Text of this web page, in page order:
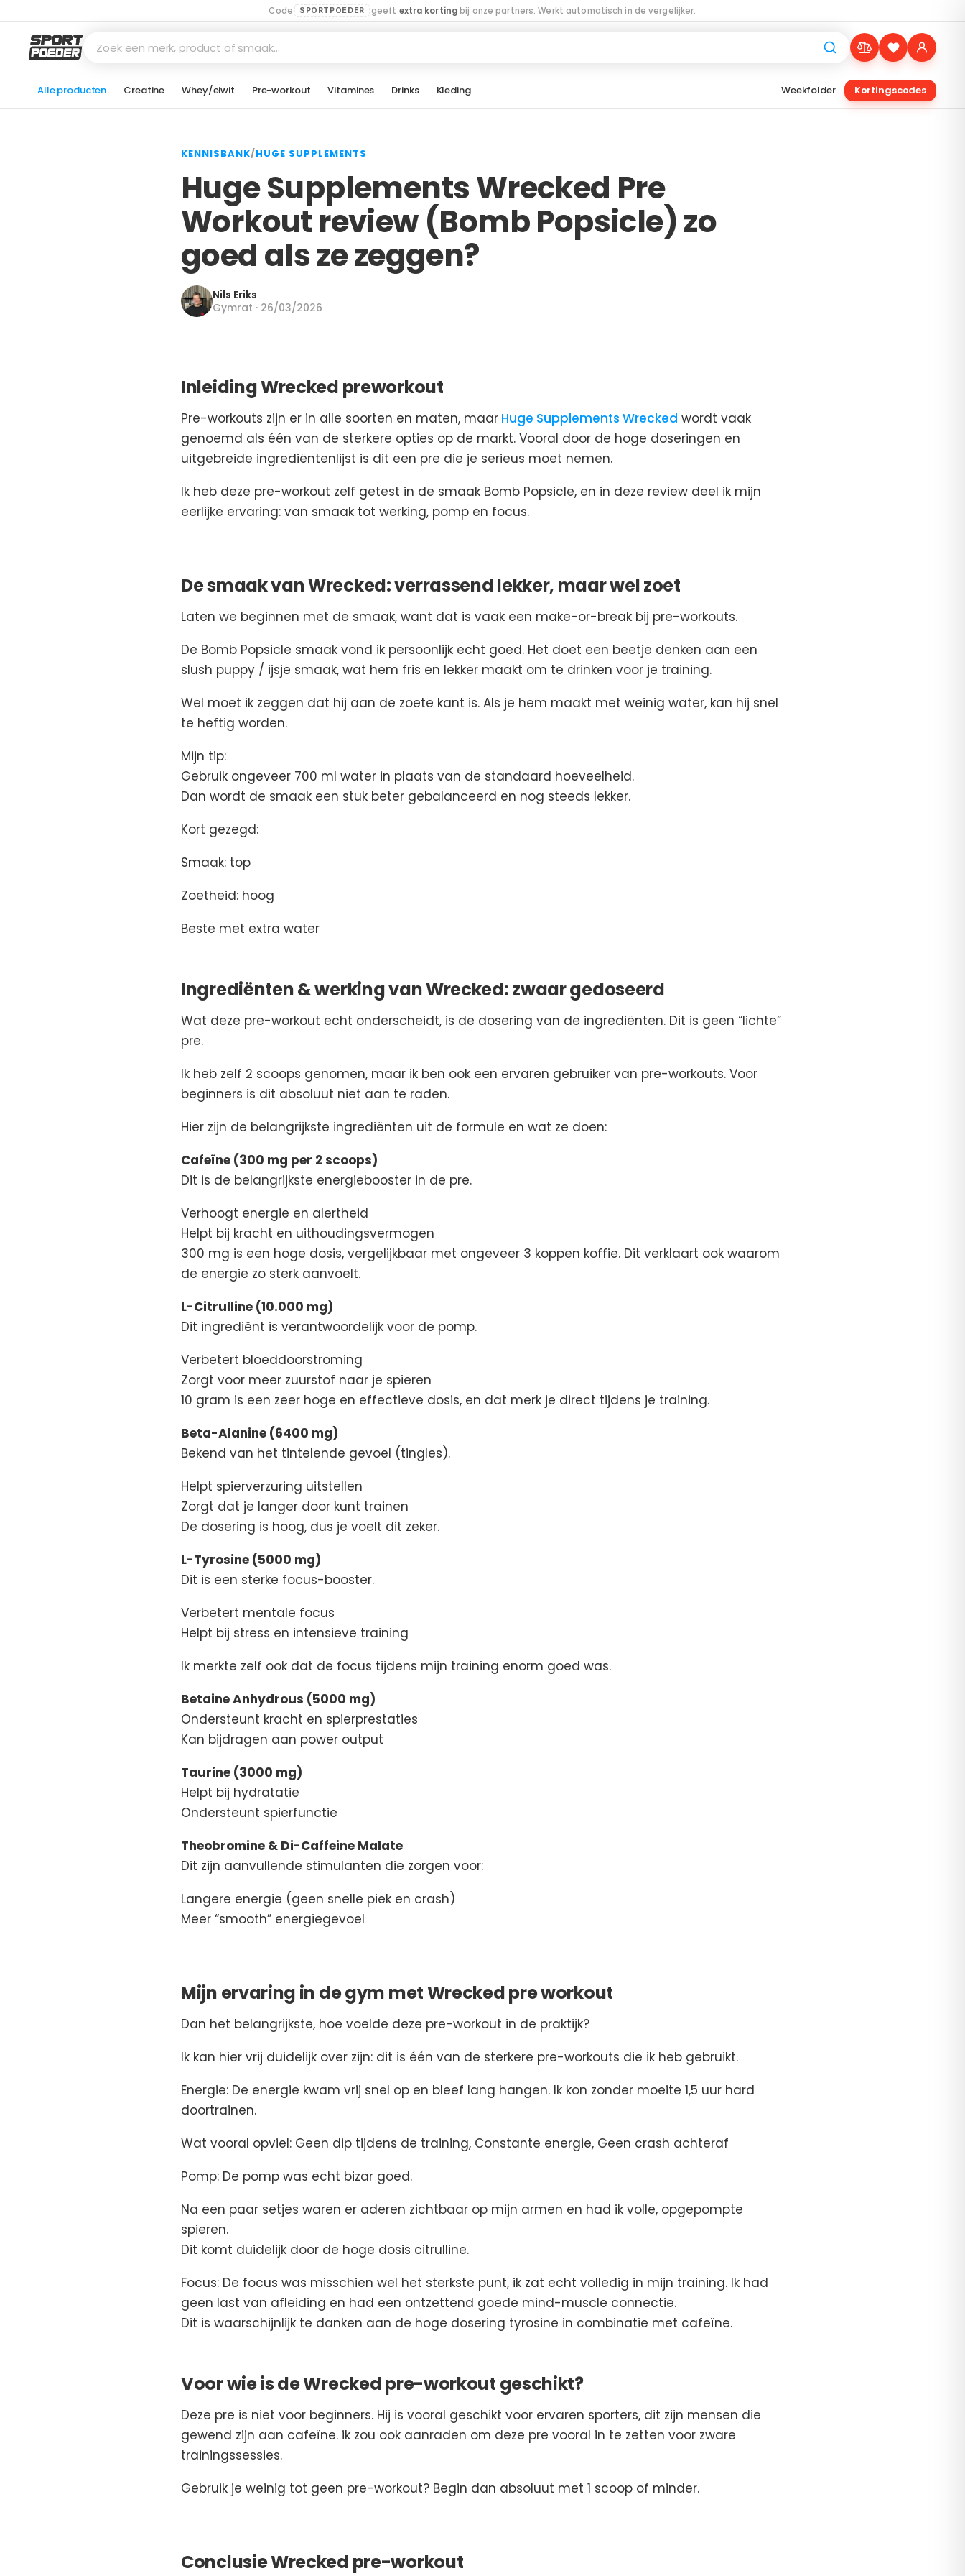
Code SPORTPOEDER geeft extra kortingbij onze partners. Werkt automatisch in de vergelijker.
Zoek een merk, product of smaak…
Alle producten Creatine Whey/eiwit Pre-workout Vitamines Drinks Kleding Weekfolder Kortingscodes
KENNISBANK/HUGE SUPPLEMENTS
Huge Supplements Wrecked Pre
Workout review (Bomb Popsicle) zo
goed als ze zeggen?
Nils Eriks
Gymrat · 26/03/2026
Inleiding Wrecked preworkout
Pre-workouts zijn er in alle soorten en maten, maar Huge Supplements Wrecked wordt vaak
genoemd als één van de sterkere opties op de markt. Vooral door de hoge doseringen en
uitgebreide ingrediëntenlijst is dit een pre die je serieus moet nemen.
Ik heb deze pre-workout zelf getest in de smaak Bomb Popsicle, en in deze review deel ik mijn
eerlijke ervaring: van smaak tot werking, pomp en focus.
De smaak van Wrecked: verrassend lekker, maar wel zoet
Laten we beginnen met de smaak, want dat is vaak een make-or-break bij pre-workouts.
De Bomb Popsicle smaak vond ik persoonlijk echt goed. Het doet een beetje denken aan een
slush puppy / ijsje smaak, wat hem fris en lekker maakt om te drinken voor je training.
Wel moet ik zeggen dat hij aan de zoete kant is. Als je hem maakt met weinig water, kan hij snel
te heftig worden.
Mijn tip:
Gebruik ongeveer 700 ml water in plaats van de standaard hoeveelheid.
Dan wordt de smaak een stuk beter gebalanceerd en nog steeds lekker.
Kort gezegd:
Smaak: top
Zoetheid: hoog
Beste met extra water
Ingrediënten & werking van Wrecked: zwaar gedoseerd
Wat deze pre-workout echt onderscheidt, is de dosering van de ingrediënten. Dit is geen “lichte”
pre.
Ik heb zelf 2 scoops genomen, maar ik ben ook een ervaren gebruiker van pre-workouts. Voor
beginners is dit absoluut niet aan te raden.
Hier zijn de belangrijkste ingrediënten uit de formule en wat ze doen:
Cafeïne (300 mg per 2 scoops)
Dit is de belangrijkste energiebooster in de pre.
Verhoogt energie en alertheid
Helpt bij kracht en uithoudingsvermogen
300 mg is een hoge dosis, vergelijkbaar met ongeveer 3 koppen koffie. Dit verklaart ook waarom
de energie zo sterk aanvoelt.
L-Citrulline (10.000 mg)
Dit ingrediënt is verantwoordelijk voor de pomp.
Verbetert bloeddoorstroming
Zorgt voor meer zuurstof naar je spieren
10 gram is een zeer hoge en effectieve dosis, en dat merk je direct tijdens je training.
Beta-Alanine (6400 mg)
Bekend van het tintelende gevoel (tingles).
Helpt spierverzuring uitstellen
Zorgt dat je langer door kunt trainen
De dosering is hoog, dus je voelt dit zeker.
L-Tyrosine (5000 mg)
Dit is een sterke focus-booster.
Verbetert mentale focus
Helpt bij stress en intensieve training
Ik merkte zelf ook dat de focus tijdens mijn training enorm goed was.
Betaine Anhydrous (5000 mg)
Ondersteunt kracht en spierprestaties
Kan bijdragen aan power output
Taurine (3000 mg)
Helpt bij hydratatie
Ondersteunt spierfunctie
Theobromine & Di-Caffeine Malate
Dit zijn aanvullende stimulanten die zorgen voor:
Langere energie (geen snelle piek en crash)
Meer “smooth” energiegevoel
Mijn ervaring in de gym met Wrecked pre workout
Dan het belangrijkste, hoe voelde deze pre-workout in de praktijk?
Ik kan hier vrij duidelijk over zijn: dit is één van de sterkere pre-workouts die ik heb gebruikt.
Energie: De energie kwam vrij snel op en bleef lang hangen. Ik kon zonder moeite 1,5 uur hard
doortrainen.
Wat vooral opviel: Geen dip tijdens de training, Constante energie, Geen crash achteraf
Pomp: De pomp was echt bizar goed.
Na een paar setjes waren er aderen zichtbaar op mijn armen en had ik volle, opgepompte
spieren.
Dit komt duidelijk door de hoge dosis citrulline.
Focus: De focus was misschien wel het sterkste punt, ik zat echt volledig in mijn training. Ik had
geen last van afleiding en had een ontzettend goede mind-muscle connectie.
Dit is waarschijnlijk te danken aan de hoge dosering tyrosine in combinatie met cafeïne.
Voor wie is de Wrecked pre-workout geschikt?
Deze pre is niet voor beginners. Hij is vooral geschikt voor ervaren sporters, dit zijn mensen die
gewend zijn aan cafeïne. ik zou ook aanraden om deze pre vooral in te zetten voor zware
trainingssessies.
Gebruik je weinig tot geen pre-workout? Begin dan absoluut met 1 scoop of minder.
Conclusie Wrecked pre-workout